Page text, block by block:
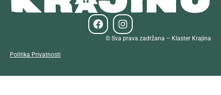
© Sva prava zadržana – Klaster Krajina
Politika Privatnosti